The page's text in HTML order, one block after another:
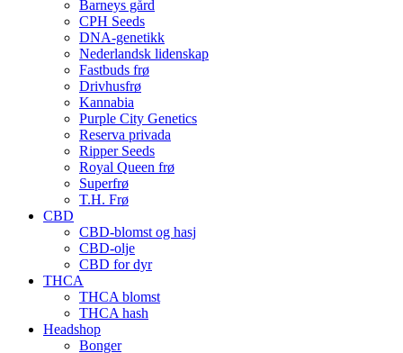
Barneys gård
CPH Seeds
DNA-genetikk
Nederlandsk lidenskap
Fastbuds frø
Drivhusfrø
Kannabia
Purple City Genetics
Reserva privada
Ripper Seeds
Royal Queen frø
Superfrø
T.H. Frø
CBD
CBD-blomst og hasj
CBD-olje
CBD for dyr
THCA
THCA blomst
THCA hash
Headshop
Bonger